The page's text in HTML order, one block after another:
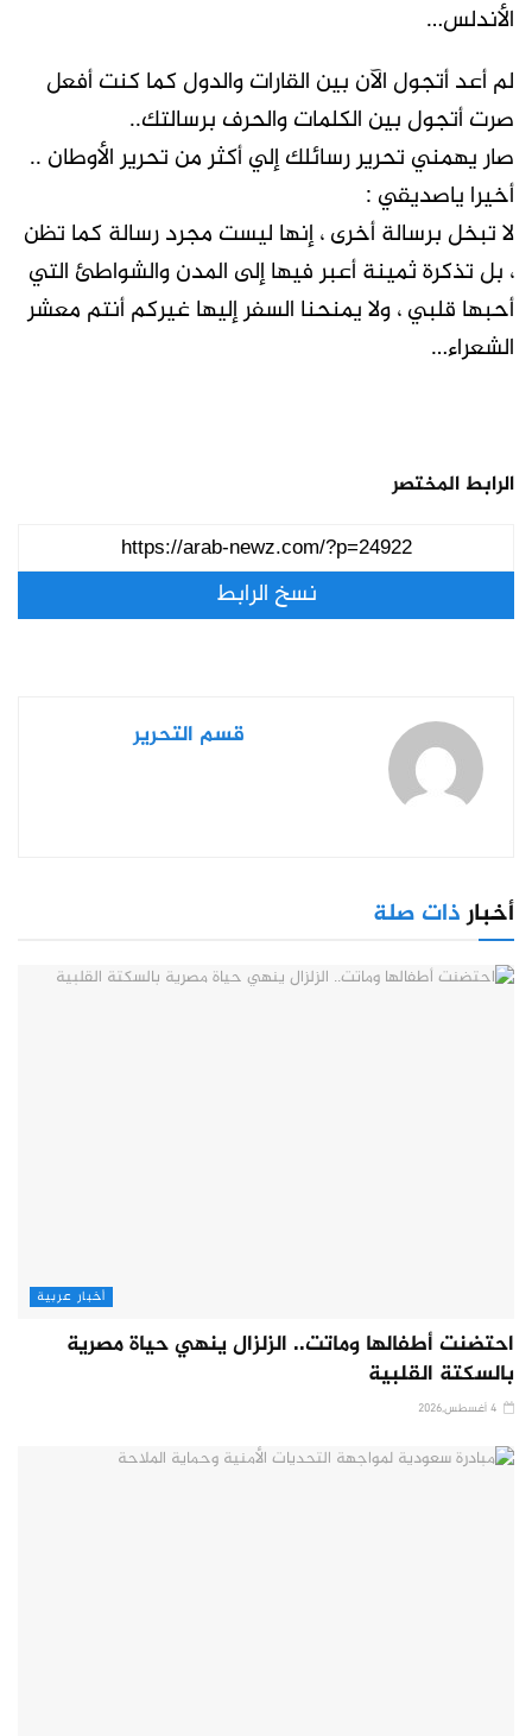
الأندلس…
لم أعد أتجول الآن بين القارات والدول كما كنت أفعل
صرت أتجول بين الكلمات والحرف برسالتك..
صار يهمني تحرير رسائلك إلي أكثر من تحرير الأوطان ..
أخيرا ياصديقي :
لا تبخل برسالة أخرى ، إنها ليست مجرد رسالة كما تظن
، بل تذكرة ثمينة أعبر فيها إلى المدن والشواطئ التي
أحبها قلبي ، ولا يمنحنا السفر إليها غيركم أنتم معشر
الشعراء…
الرابط المختصر
نسخ الرابط
قسم التحرير
أخبارذات صلة
أخبار عربية
احتضنت أطفالها وماتت.. الزلزال ينهي حياة مصرية
بالسكتة القلبية